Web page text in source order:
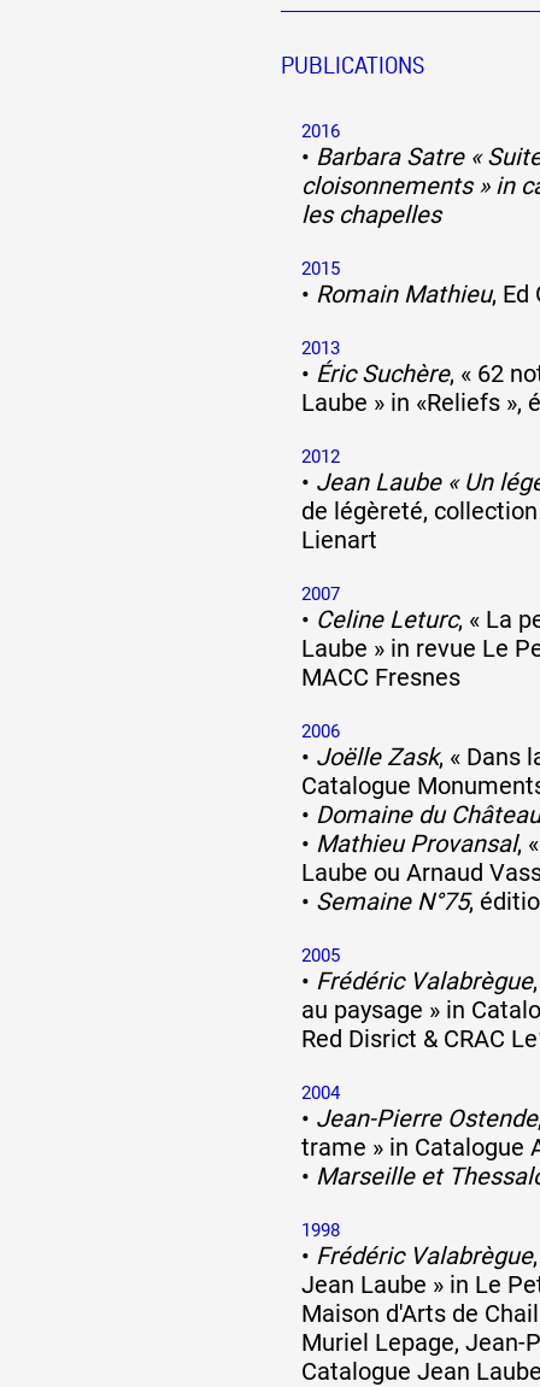
PUBLICATIONS
2016
• Barbara Satre «
cloisonnements » in
les chapelles
2015
• Romain Mathieu, Ed
2013
• Éric Suchère, « 62
Laube » in «Reliefs »,
2012
• Jean Laube « Un
de légèreté,
Lienart
2007
• Celine Leturc, « La
Laube » in revue Le
MACC Fresnes
2006
• Joëlle Zask, « Dans
Catalogue
• Domaine du
• Mathieu Provansal,
Laube ou Arnaud
• Semaine N°75,
2005
• Frédéric Valabrègue
au paysage » in
Red Disrict & CRAC
2004
• Jean-Pierre Ostende
trame » in Catalogue
• Marseille et
1998
• Frédéric Valabrègue
Jean Laube » in Le
Maison d'Arts de
Muriel Lepage, Jean-
Catalogue Jean